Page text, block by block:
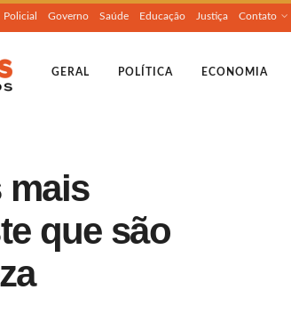
Policial Governo Saúde Educação Justiça Contato
GERAL POLÍTICA ECONOMIA
mais
que são